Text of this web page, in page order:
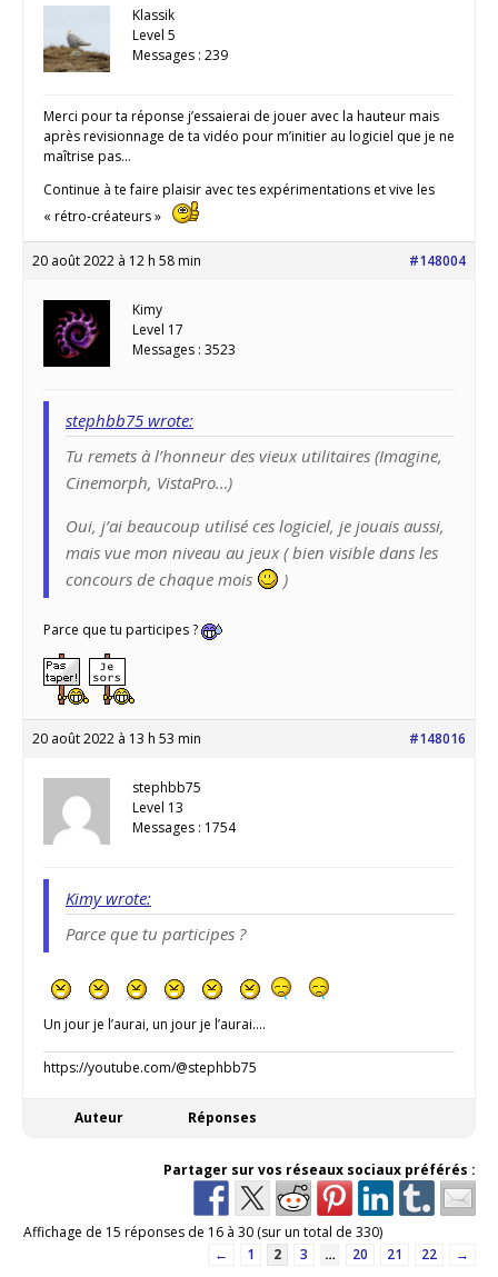
Klassik
Level 5
Messages : 239
Merci pour ta réponse j’essaierai de jouer avec la hauteur mais
après revisionnage de ta vidéo pour m’initier au logiciel que je ne
maîtrise pas…
Continue à te faire plaisir avec tes expérimentations et vive les
« rétro-créateurs »
20 août 2022 à 12 h 58 min #148004
Kimy
Level 17
Messages : 3523
stephbb75 wrote:
Tu remets à l’honneur des vieux utilitaires (Imagine,
Cinemorph, VistaPro…)
Oui, j’ai beaucoup utilisé ces logiciel, je jouais aussi,
mais vue mon niveau au jeux ( bien visible dans les
concours de chaque mois
)
Parce que tu participes ?
20 août 2022 à 13 h 53 min #148016
stephbb75
Level 13
Messages : 1754
Kimy wrote:
Parce que tu participes ?
Un jour je l’aurai, un jour je l’aurai….
https://youtube.com/@stephbb75
Auteur Réponses
Partager sur vos réseaux sociaux préférés :
Affichage de 15 réponses de 16 à 30 (sur un total de 330)
←
1 2 3 … 20 21 22 →